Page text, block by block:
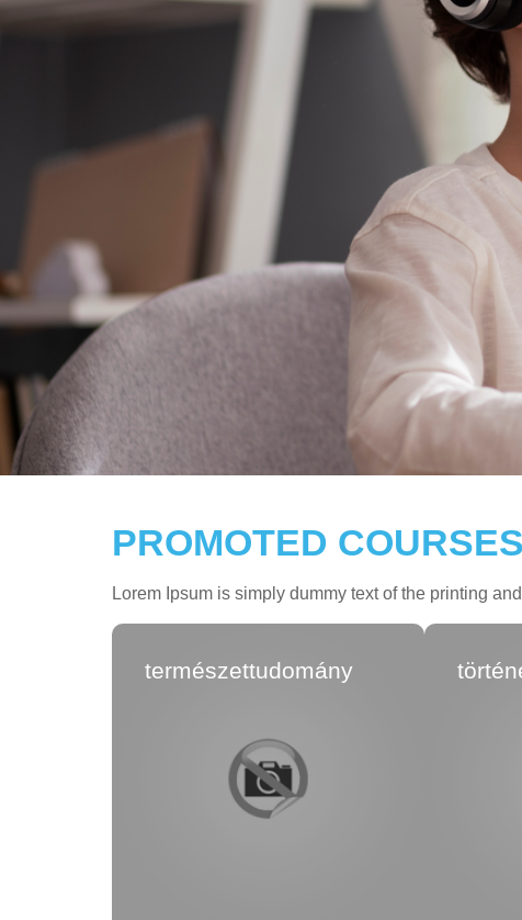
PROMOTED COURSES
Lorem Ipsum is simply dummy text of the printing
természettudomány